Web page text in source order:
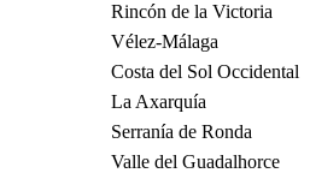
Rincón de la Victoria
Vélez-Málaga
Costa del Sol Occidental
La Axarquía
Serranía de Ronda
Valle del Guadalhorce